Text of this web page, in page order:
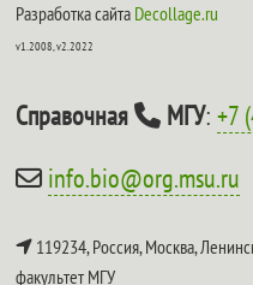
Разработка сайта Decollage.ru
v1.2008, v2.2022
Справочная МГУ:+7
info.bio@org.msu.ru
119234, Россия, Москва,
факультет МГУ